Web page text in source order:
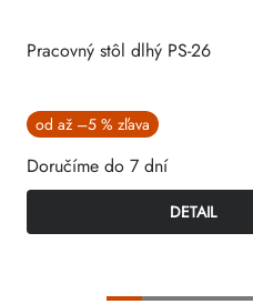
Pracovný stôl dlhý PS-26
od až –5 %
Doručíme do 7 dní
DETAIL